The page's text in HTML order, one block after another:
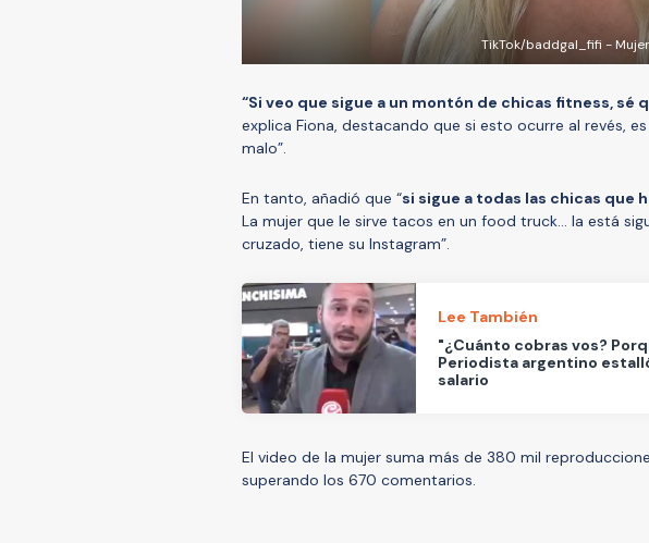
TikTok/baddgal_fifi -
“Si veo que sigue a un montón de chicas fitness, sé
explica Fiona, destacando que si esto ocurre al revés,
malo”.
En tanto, añadió que “si sigue a todas las chicas que
La mujer que le sirve tacos en un food truck... la está
cruzado, tiene su Instagram”.
Lee También
"¿Cuánto cobras vos?
Periodista argentino
salario
El video de la mujer suma más de 380 mil
superando los 670 comentarios.